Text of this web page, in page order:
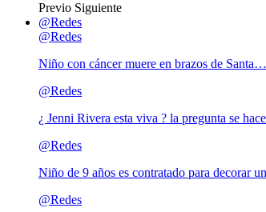
Previo Siguiente
@Redes
@Redes
Niño con cáncer muere en brazos de Santa…
@Redes
¿ Jenni Rivera esta viva ? la pregunta se
@Redes
Niño de 9 años es contratado para decorar
@Redes